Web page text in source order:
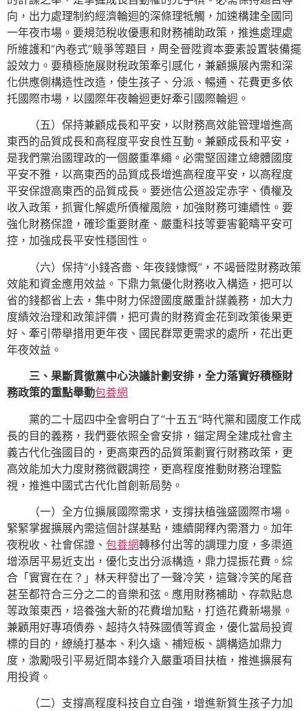
向，出力處理制約經濟輪迴的深條理牴觸，加速構建全國同
一年夜市場。要規范稅收優惠和財務補助政策，推進處理處
所維護和“內卷式”競爭等題目，周全晉陞資本要素設置裝備擺
設效力。要積極施展財稅政策牽引感化，兼顧擴展內需和深
化供應側構造性改造，使生孩子、分派、暢通、花費更多依
托國際市場，以國際年夜輪迴更好牽引國際輪迴。
（五）保持兼顧成長和平安，以財務高效能管理增進高
東西的品質成長和高程度平安良性互動。兼顧成長和平安，
是我們黨治國理政的一個嚴重準繩。必需堅固建立總體國度
平安不雅，以高東西的品質成長增進高程度平安，以高程度
平安保證高東西的品質成長。要迷信公道設定赤字、債權及
收入政策，抓實化解處所債權風險，加強財務可連續性。要
強化財務保證，確珍重要財產、嚴重科技等要害範疇平安可
控，加強成長平安性穩固性。
（六）保持“小錢吝嗇、年夜錢慷慨”，不竭晉陞財務政策
效能和資金應用效益。下鼎力氣優化財務收入構造，把可以
省的錢都省上去，集中財力保證國度嚴重計謀義務，加大力
度績效治理和政策評價，把可貴的財務資金花到政策後果更
好、牽引帶舉措用更年夜、國民群眾更需求的處所，花出更
年夜效益。
三、果斷貫徹黨中心決議計劃安排，全力落實好積極財
務政策的重點舉動包養網
黨的二十屆四中全會明白了“十五五”時代黨和國度工作成
長的目的義務，我們要依照全會安排，錨定周全建成社會主
義古代化強國目的，更高東西的品質策劃實行財務政策，更
高效能加大力度財務微觀調控，更高程度推動財務治理監
視，推進中國式古代化首創新局勢。
（一）全方位擴展國際需求，支撐扶植強盛國際市場。
緊緊掌握擴展內需這個計謀基點，連續開釋內需潛力。加年
夜稅收、社會保證、 包養網轉移付出等的調理力度，多渠道
增添居平易近支出，優化支出分派構造，鼎力提振花費。綜
合「實實在在？」林天秤發出了一聲冷笑，這聲冷笑的尾音
甚至都符合三分之二的音樂和弦。應用財務補助、存款貼息
等政策東西，培養強大新的花費增加點，打造花費新場景。
兼顧用好專項債券、超持久特殊國債等資金，優化當局投資
標的目的，繚繞打基本、利久遠、補短板、調構造加鼎力
度，激勵吸引平易近間本錢介入嚴重項目扶植，推進擴展有
用投資。
（二）支撐高程度科技自立自強，增進新質生孩子力加